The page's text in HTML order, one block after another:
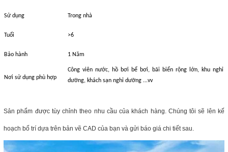
Sử dụng Trong nhà
Tuổi >6
Bảo hành 1 Năm
Nơi sử dụng phù hợp
Công viên nước, hồ bơi bể bơi, bãi biển rộng lớn, khu nghỉ
dưỡng, khách sạn nghỉ dưỡng ...vv
Sản phẩm được tùy chỉnh theo nhu cầu của khách hàng. Chúng tôi sẽ lên kế
hoạch bố trí dựa trên bản vẽ CAD của bạn và gửi báo giá chi tiết sau.